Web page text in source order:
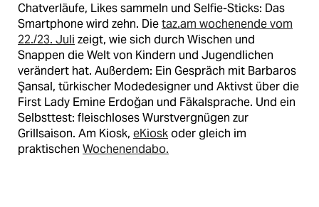
Chatverläufe, Likes sammeln und Selfie-Sticks: Das
Smartphone wird zehn. Dietaz.am wochenende vom
22./23. Juli zeigt, wie sich durch Wischen und
Snappen die Welt von Kindern und Jugendlichen
verändert hat. Außerdem: Ein Gespräch mit Barbaros
Şansal, türkischer Modedesigner und Aktivst über die
First Lady Emine Erdoğan und Fäkalsprache. Und ein
Selbsttest: fleischloses Wurstvergnügen zur
Grillsaison. Am Kiosk, eKioskoder gleich im
praktischen Wochenendabo.